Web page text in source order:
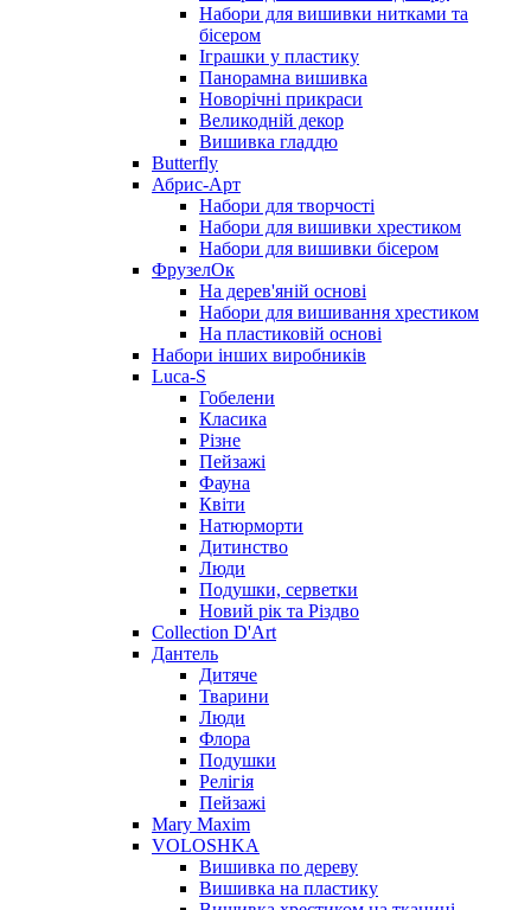
Набори для вишивки нитками та
бісером
Іграшки у пластику
Панорамна вишивка
Новорічні прикраси
Великодній декор
Вишивка гладдю
Butterfly
Абрис-Арт
Набори для творчості
Набори для вишивки хрестиком
Набори для вишивки бісером
ФрузелОк
На дерев'яній основі
Набори для вишивання хрестиком
На пластиковій основі
Набори інших виробників
Luca-S
Гобелени
Класика
Різне
Пейзажі
Фауна
Квіти
Натюрморти
Дитинство
Люди
Подушки, серветки
Новий рік та Різдво
Collection D'Art
Дантель
Дитяче
Тварини
Люди
Флора
Подушки
Релігія
Пейзажі
Mary Maxim
VOLOSHKA
Вишивка по дереву
Вишивка на пластику